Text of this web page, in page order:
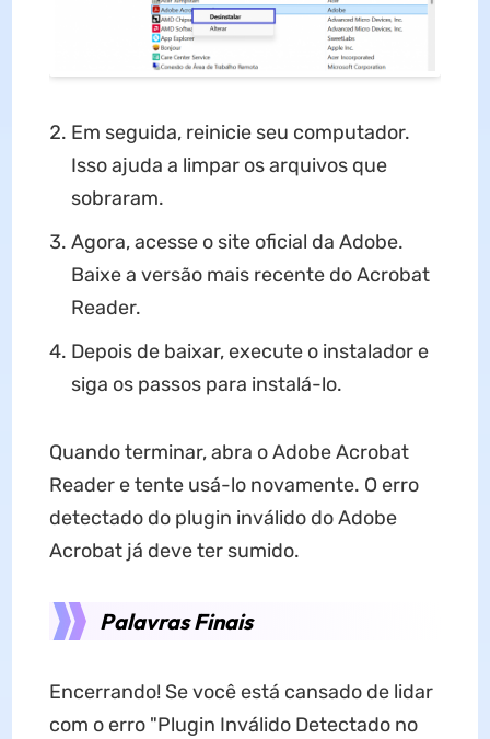
Em seguida, reinicie seu computador.
Isso ajuda a limpar os arquivos que
sobraram.
Agora, acesse o site oficial da Adobe.
Baixe a versão mais recente do Acrobat
Reader.
Depois de baixar, execute o instalador e
siga os passos para instalá-lo.
Quando terminar, abra o Adobe Acrobat
Reader e tente usá-lo novamente. O erro
detectado do plugin inválido do Adobe
Acrobat já deve ter sumido.
Palavras Finais
Encerrando! Se você está cansado de lidar
com o erro "Plugin Inválido Detectado no